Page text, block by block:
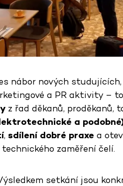
nábor nových
a PR aktivity –
z řad děkanů, proděkanů,
a
, sdílení dobré praxe a
zaměření čelí.
setkání jsou